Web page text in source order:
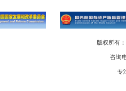
版权所有
咨询
专